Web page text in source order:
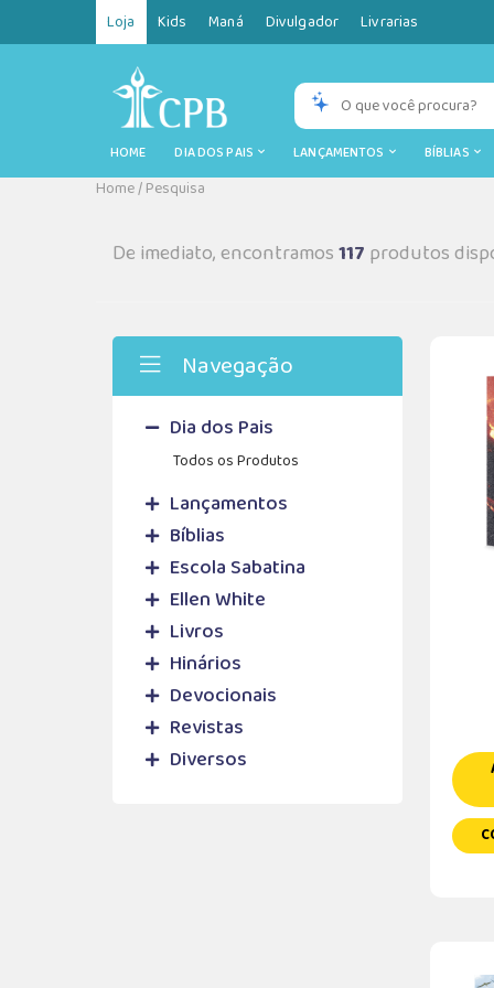
Loja Kids Maná Divulgador Livrarias
HOME DIA DOS PAIS LANÇAMENTOS BÍBLIAS
Home/Pesquisa
De imediato, encontramos117 produtos
Navegação
Dia dos Pais
Todos os Produtos
Lançamentos
Bíblias
Escola Sabatina
Ellen White
Livros
Hinários
Devocionais
Revistas
Diversos